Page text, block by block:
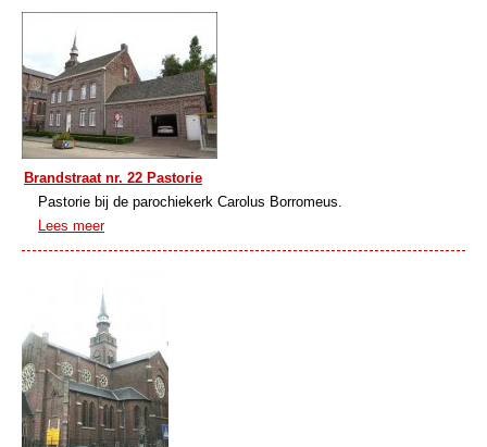
Brandstraat nr. 22 Pastorie
Pastorie bij de parochiekerk Carolus Borromeus.
Lees meer